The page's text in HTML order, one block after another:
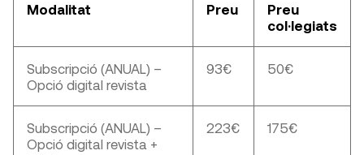
Modalitat Preu
Preu
col·legiats
Subscripció (ANUAL) –
Opció digital revista
93€ 50€
Subscripció (ANUAL) –
Opció digital revista +
223€ 175€